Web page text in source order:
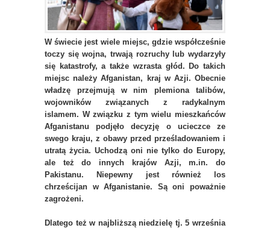
W świecie jest wiele miejsc, gdzie współcześnie
toczy się wojna, trwają rozruchy lub wydarzyły
się katastrofy, a także wzrasta głód. Do takich
miejsc należy Afganistan, kraj w Azji. Obecnie
władzę przejmują w nim plemiona talibów,
wojowników związanych z radykalnym
islamem. W związku z tym wielu mieszkańców
Afganistanu podjęło decyzję o ucieczce ze
swego kraju, z obawy przed prześladowaniem i
utratą życia. Uchodzą oni nie tylko do Europy,
ale też do innych krajów Azji, m.in. do
Pakistanu. Niepewny jest również los
chrześcijan w Afganistanie. Są oni poważnie
zagrożeni.
Dlatego też w najbliższą niedzielę tj. 5 września